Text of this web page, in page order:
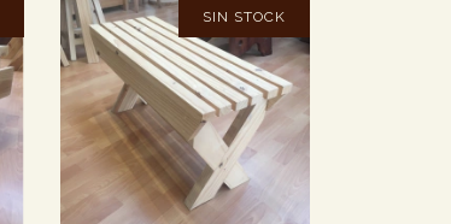
SIN STOCK